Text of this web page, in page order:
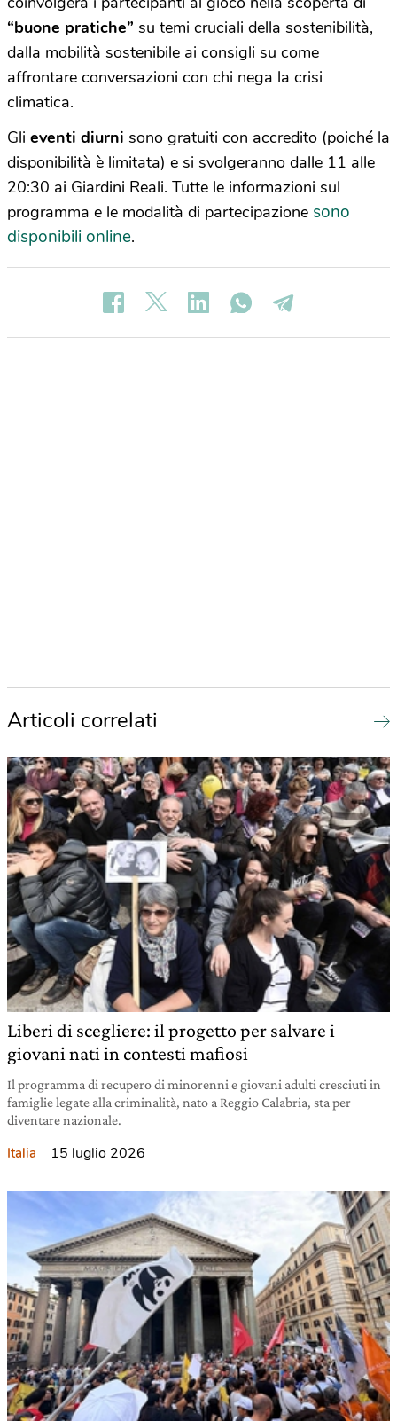
“buone pratiche” su temi cruciali della sostenibilità,
dalla mobilità sostenibile ai consigli su come
affrontare conversazioni con chi nega la crisi
climatica.
Gli eventi diurni sono gratuiti con accredito (poiché la
disponibilità è limitata) e si svolgeranno dalle 11 alle
20:30 ai Giardini Reali. Tutte le informazioni sul
programma e le modalità di partecipazione sono
disponibili online.
Articoli correlati
Liberi di scegliere: il progetto per salvare i
giovani nati in contesti mafiosi
Il programma di recupero di minorenni e giovani adulti cresciuti in
famiglie legate alla criminalità, nato a Reggio Calabria, sta per
diventare nazionale.
Italia 15 luglio 2026